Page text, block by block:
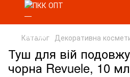
Каталог Декоративна
Туш для вій
чорна Revuele, 10 мл